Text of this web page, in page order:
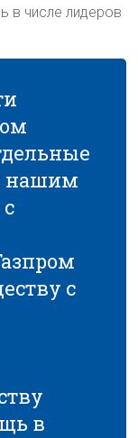
в числе лидеров
нашим
с
в